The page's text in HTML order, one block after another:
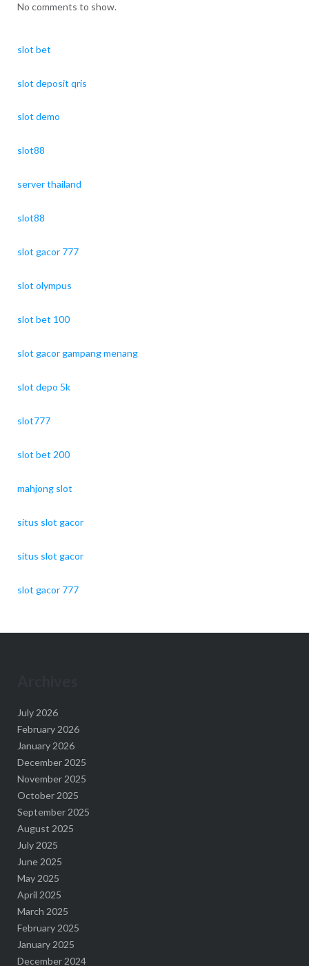
No comments to show.
slot bet
slot deposit qris
slot demo
slot88
server thailand
slot88
slot gacor 777
slot olympus
slot bet 100
slot gacor gampang menang
slot depo 5k
slot777
slot bet 200
mahjong slot
situs slot gacor
situs slot gacor
slot gacor 777
July 2026
February 2026
January 2026
December 2025
November 2025
October 2025
September 2025
August 2025
July 2025
June 2025
May 2025
April 2025
March 2025
February 2025
January 2025
December 2024